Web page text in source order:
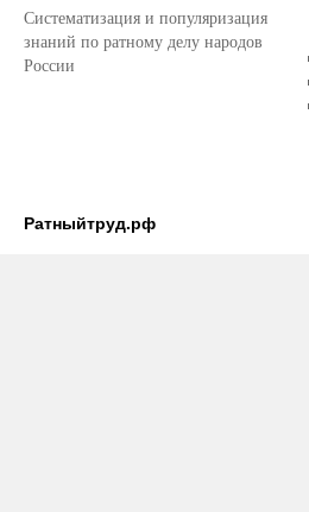
Систематизация и популяризация
знаний по ратному делу народов
России
Ратныйтруд.рф